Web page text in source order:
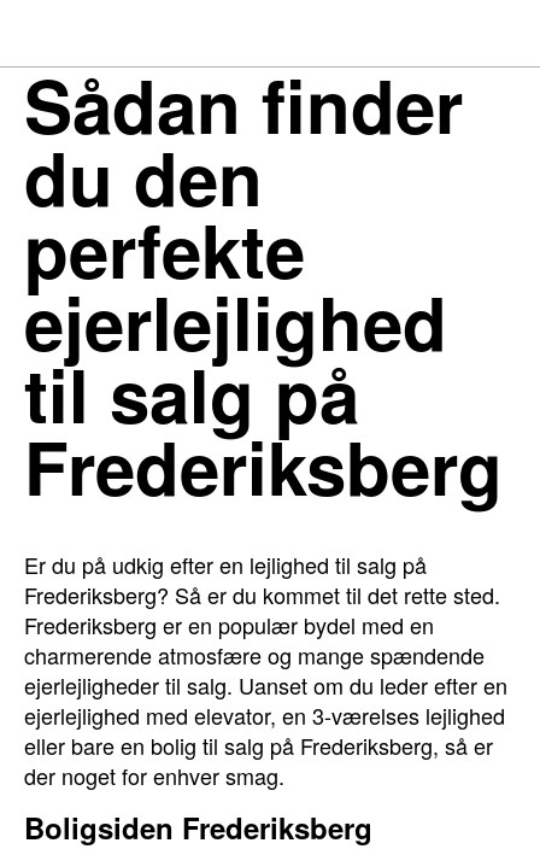
Sådan finder
du den
perfekte
ejerlejlighed
til salg på
Frederiksberg
Er du på udkig efter en lejlighed til salg på
Frederiksberg? Så er du kommet til det rette sted.
Frederiksberg er en populær bydel med en
charmerende atmosfære og mange spændende
ejerlejligheder til salg. Uanset om du leder efter en
ejerlejlighed med elevator, en 3-værelses lejlighed
eller bare en bolig til salg på Frederiksberg, så er
der noget for enhver smag.
Boligsiden Frederiksberg